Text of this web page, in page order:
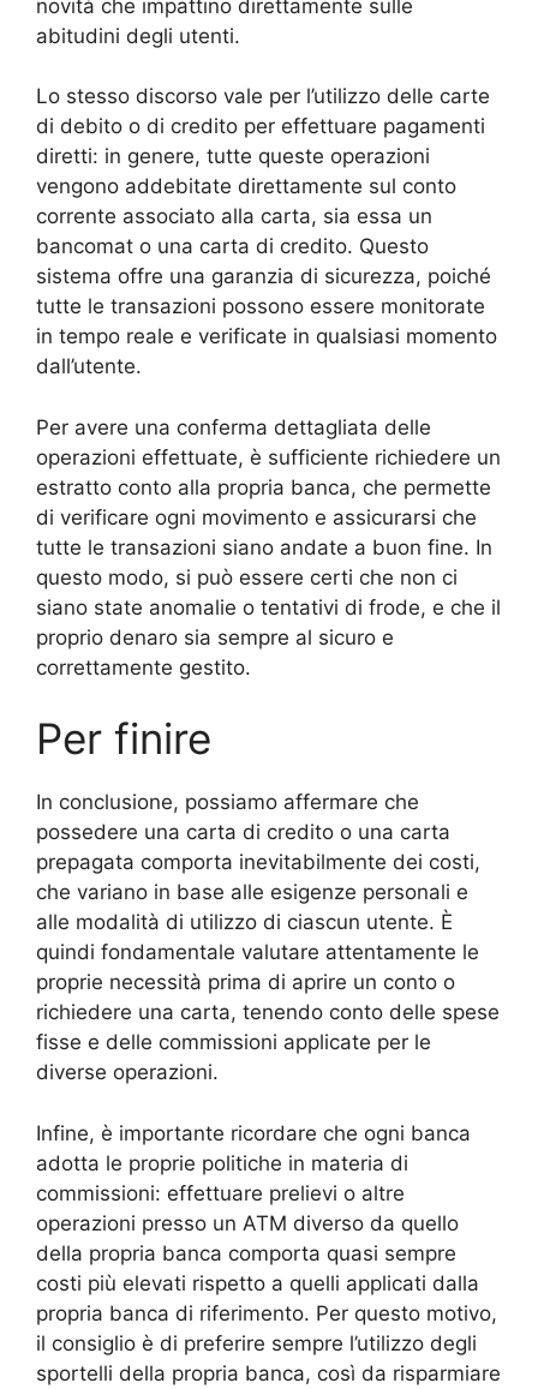
novità che impattino direttamente sulle
abitudini degli utenti.
Lo stesso discorso vale per l’utilizzo delle carte
di debito o di credito per effettuare pagamenti
diretti: in genere, tutte queste operazioni
vengono addebitate direttamente sul conto
corrente associato alla carta, sia essa un
bancomat o una carta di credito. Questo
sistema offre una garanzia di sicurezza, poiché
tutte le transazioni possono essere monitorate
in tempo reale e verificate in qualsiasi momento
dall’utente.
Per avere una conferma dettagliata delle
operazioni effettuate, è sufficiente richiedere un
estratto conto alla propria banca, che permette
di verificare ogni movimento e assicurarsi che
tutte le transazioni siano andate a buon fine. In
questo modo, si può essere certi che non ci
siano state anomalie o tentativi di frode, e che il
proprio denaro sia sempre al sicuro e
correttamente gestito.
Per finire
In conclusione, possiamo affermare che
possedere una carta di credito o una carta
prepagata comporta inevitabilmente dei costi,
che variano in base alle esigenze personali e
alle modalità di utilizzo di ciascun utente. È
quindi fondamentale valutare attentamente le
proprie necessità prima di aprire un conto o
richiedere una carta, tenendo conto delle spese
fisse e delle commissioni applicate per le
diverse operazioni.
Infine, è importante ricordare che ogni banca
adotta le proprie politiche in materia di
commissioni: effettuare prelievi o altre
operazioni presso un ATM diverso da quello
della propria banca comporta quasi sempre
costi più elevati rispetto a quelli applicati dalla
propria banca di riferimento. Per questo motivo,
il consiglio è di preferire sempre l’utilizzo degli
sportelli della propria banca, così da risparmiare